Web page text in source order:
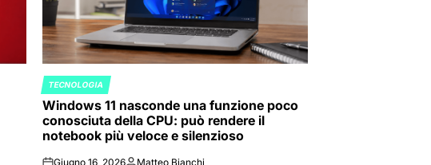
POSTED
IN
TECNOLOGIA
Windows 11 nasconde una funzione poco
conosciuta della CPU: può rendere il
notebook più veloce e silenzioso
Giugno 16, 2026 Matteo Bianchi